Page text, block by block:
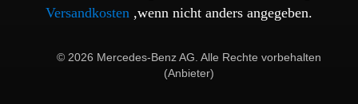
Versandkosten ,wenn nicht anders angegeben.
© 2026 Mercedes-Benz AG. Alle Rechte vorbehalten
(Anbieter)